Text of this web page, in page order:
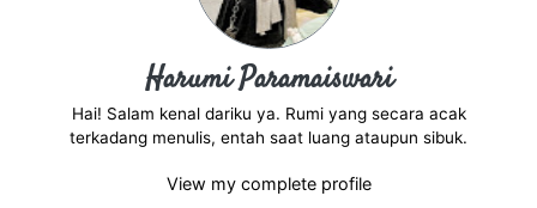
Harumi Paramaiswari
Hai! Salam kenal dariku ya. Rumi yang secara acak
terkadang menulis, entah saat luang ataupun sibuk.
View my complete profile